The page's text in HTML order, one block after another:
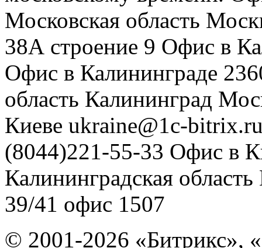
Московская область
38А строение 9 Офис в
Офис в Калининграде
область Калининград
Киеве ukraine@1c-
(8044)221-55-33 Офис в
Калининградская область
39/41 офис 1507
© 2001-2026 «Битрикс»,